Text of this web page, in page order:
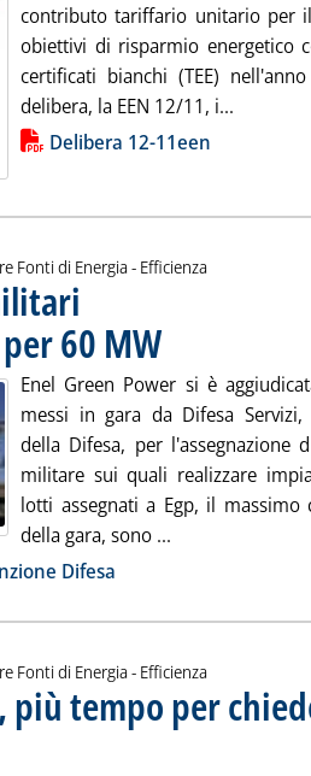
contributo tariffario unitario per
obiettivi di risparmio energetico
certificati bianchi (TEE)
delibera, la EEN 12/11, i...
notizia
Delibera 12-11een
Fonti di Energia - Efficienza
60 MW. Pubblicata martedì 29
Enel Green Power si è
messi in gara da Difesa
della Difesa, per l'assegnazione
militare sui quali realizzare
lotti assegnati a Egp, il
della gara, sono ...
notizia
Difesa
Fonti di Energia - Efficienza
più tempo per
29 novembre 2011 alle 12.32.